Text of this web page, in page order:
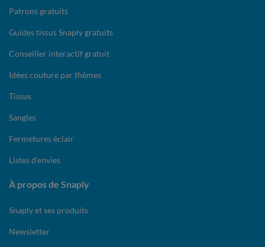
Patrons gratuits
Guides tissus Snaply gratuits
Conseiller interactif gratuit
Idées couture par thèmes
Tissus
Sangles
Fermetures éclair
Listes d'envies
À propos de Snaply
Snaply et ses produits
Newsletter